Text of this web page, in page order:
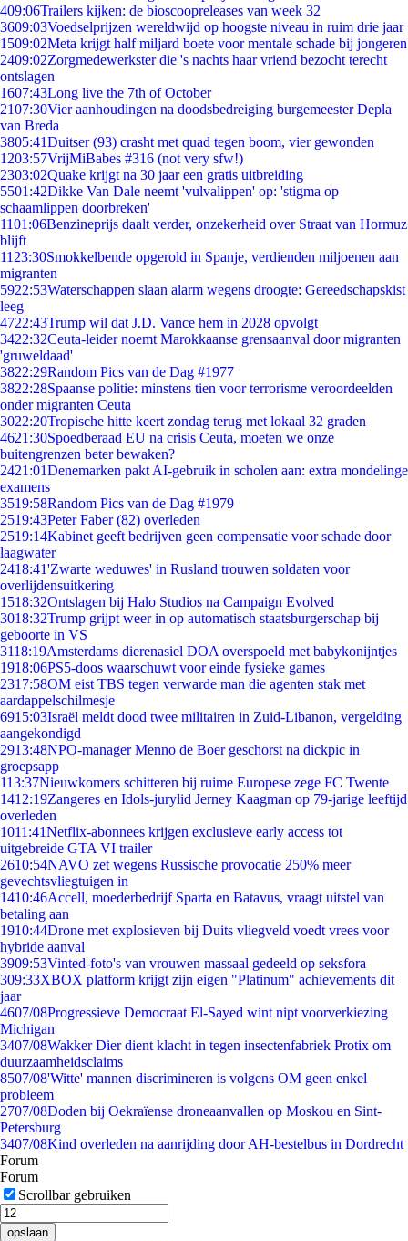
409:06Trailers kijken: de bioscoopreleases van week 32
3609:03Voedselprijzen wereldwijd op hoogste niveau in ruim drie jaar
1509:02Meta krijgt half miljard boete voor mentale schade bij jongeren
2409:02Zorgmedewerkster die 's nachts haar vriend bezocht terecht
ontslagen
1607:43Long live the 7th of October
2107:30Vier aanhoudingen na doodsbedreiging burgemeester Depla
van Breda
3805:41Duitser (93) crasht met quad tegen boom, vier gewonden
1203:57VrijMiBabes #316 (not very sfw!)
2303:02Quake krijgt na 30 jaar een gratis uitbreiding
5501:42Dikke Van Dale neemt 'vulvalippen' op: 'stigma op
schaamlippen doorbreken'
1101:06Benzineprijs daalt verder, onzekerheid over Straat van Hormuz
blijft
11 23:30Smokkelbende opgerold in Spanje, verdienden miljoenen aan
migranten
5922:53Waterschappen slaan alarm wegens droogte: Gereedschapskist
leeg
4722:43Trump wil dat J.D. Vance hem in 2028 opvolgt
3422:32Ceuta-leider noemt Marokkaanse grensaanval door migranten
'gruweldaad'
3822:29Random Pics van de Dag #1977
3822:28Spaanse politie: minstens tien voor terrorisme veroordeelden
onder migranten Ceuta
3022:20Tropische hitte keert zondag terug met lokaal 32 graden
4621:30Spoedberaad EU na crisis Ceuta, moeten we onze
buitengrenzen beter bewaken?
2421:01Denemarken pakt AI-gebruik in scholen aan: extra mondelinge
examens
3519:58Random Pics van de Dag #1979
2519:43Peter Faber (82) overleden
2519:14Kabinet geeft bedrijven geen compensatie voor schade door
laagwater
2418:41'Zwarte weduwes' in Rusland trouwen soldaten voor
overlijdensuitkering
1518:32Ontslagen bij Halo Studios na Campaign Evolved
3018:32Trump grijpt weer in op automatisch staatsburgerschap bij
geboorte in VS
3118:19Amsterdams dierenasiel DOA overspoeld met babykonijntjes
1918:06PS5-doos waarschuwt voor einde fysieke games
2317:58OM eist TBS tegen verwarde man die agenten stak met
aardappelschilmesje
6915:03Israël meldt dood twee militairen in Zuid-Libanon, vergelding
aangekondigd
2913:48NPO-manager Menno de Boer geschorst na dickpic in
groepsapp
113:37Nieuwkomers schitteren bij ruime Europese zege FC Twente
1412:19Zangeres en Idols-jurylid Jerney Kaagman op 79-jarige leeftijd
overleden
1011:41Netflix-abonnees krijgen exclusieve early access tot
uitgebreide GTA VI trailer
2610:54NAVO zet wegens Russische provocatie 250% meer
gevechtsvliegtuigen in
1410:46Accell, moederbedrijf Sparta en Batavus, vraagt uitstel van
betaling aan
1910:44Drone met explosieven bij Duits vliegveld voedt vrees voor
hybride aanval
3909:53Vinted-foto's van vrouwen massaal gedeeld op seksfora
309:33XBOX platform krijgt zijn eigen "Platinum" achievements dit
jaar
4607/08Progressieve Democraat El-Sayed wint nipt voorverkiezing
Michigan
3407/08Wakker Dier dient klacht in tegen insectenfabriek Protix om
duurzaamheidsclaims
8507/08'Witte' mannen discrimineren is volgens OM geen enkel
probleem
2707/08Doden bij Oekraïense droneaanvallen op Moskou en Sint-
Petersburg
3407/08Kind overleden na aanrijding door AH-bestelbus in Dordrecht
Forum
Forum
Scrollbar gebruiken
opslaan